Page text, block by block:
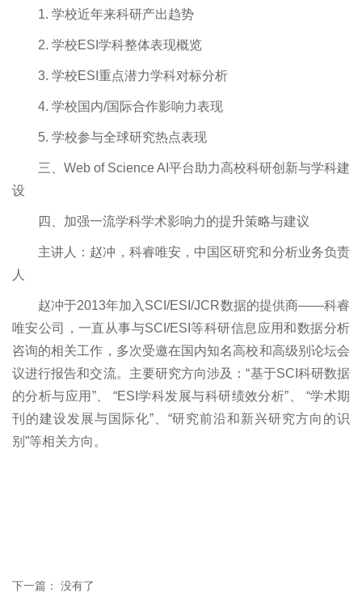
1. 学校近年来科研产出趋势
2. 学校ESI学科整体表现概览
3. 学校ESI重点潜力学科对标分析
4. 学校国内/国际合作影响力表现
5. 学校参与全球研究热点表现
三、Web of Science AI平台助力高校科研创新与学科建
设
四、加强一流学科学术影响力的提升策略与建议
主讲人：赵冲，科睿唯安，中国区研究和分析业务负责
人
赵冲于2013年加入SCI/ESI/JCR数据的提供商——科睿
唯安公司，一直从事与SCI/ESI等科研信息应用和数据分析
咨询的相关工作，多次受邀在国内知名高校和高级别论坛会
议进行报告和交流。主要研究方向涉及：“基于SCI科研数据
的分析与应用”、 “ESI学科发展与科研绩效分析”、 “学术期
刊的建设发展与国际化”、“研究前沿和新兴研究方向的识
别”等相关方向。
下一篇： 没有了